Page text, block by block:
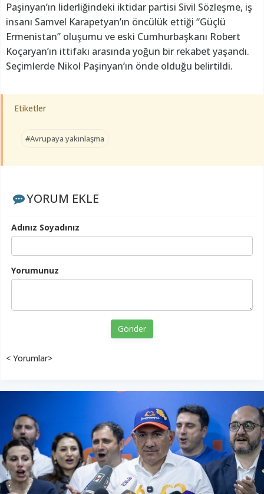
Paşinyan’ın liderliğindeki iktidar partisi Sivil Sözleşme, iş
insanı Samvel Karapetyan’ın öncülük ettiği “Güçlü
Ermenistan” oluşumu ve eski Cumhurbaşkanı Robert
Koçaryan’ın ittifakı arasında yoğun bir rekabet yaşandı.
Seçimlerde Nikol Paşinyan’ın önde olduğu belirtildi.
Etiketler
#Avrupaya yakınlaşma
YORUM EKLE
Adınız Soyadınız
Yorumunuz
Gönder
< Yorumlar>